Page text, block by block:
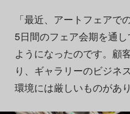
「最近、アートフェアで
5日間のフェア会期を通
ようになったのです。顧
り、ギャラリーのビジネ
環境には厳しいものがあ